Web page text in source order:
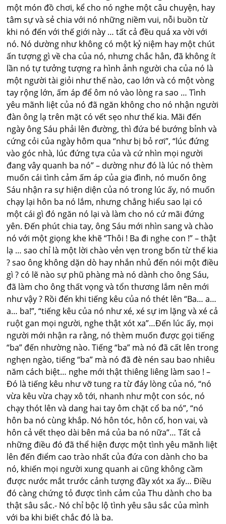
một món đồ chơi, kể cho nó nghe một câu chuyện, hay
tâm sự và sẻ chia với nó những niềm vui, nỗi buồn từ
khi nó đến với thế giới này … tất cả đều quá xa vời với
nó. Nó dường như không có một kỷ niệm hay một chút
ấn tượng gì về cha của nó, nhưng chắc hẳn, đã không ít
lần nó tự tưởng tượng ra hình ảnh người cha của nó là
một người tài giỏi như thế nào, cao lớn và có một vòng
tay rộng lớn, ấm áp để ôm nó vào lòng ra sao … Tình
yêu mãnh liệt của nó đã ngăn không cho nó nhận người
đàn ông lạ trên mặt có vết sẹo như thế kia. Mãi đến
ngày ông Sáu phải lên đường, thì đứa bé bướng bỉnh và
cứng cỏi của ngày hôm qua “như bị bỏ rơi”, “lúc đứng
vào góc nhà, lúc đứng tựa của và cứ nhìn mọi người
đang vây quanh ba nó” – dường như đó là lúc nó thèm
muốn cái tình cảm ấm áp của gia đình, nó muốn ông
Sáu nhận ra sự hiện diện của nó trong lúc ấy, nó muốn
chạy lại hôn ba nó lắm, nhưng chẳng hiểu sao lại có
một cái gì đó ngăn nó lại và làm cho nó cứ mãi đứng
yên. Đến phút chia tay, ông Sáu mới nhìn sang và chào
nó với một giọng khe khẽ “Thôi ! Ba đi nghe con !” – thật
lạ … sao chỉ là một lời chào vẻn vẹn trong bốn từ thế kia
? sao ông không dặn dò hay nhắn nhủ đến nói một điều
gì ? có lẽ nào sự phũ phàng mà nó dành cho ông Sáu,
đã làm cho ông thất vọng và tổn thương lắm nên mới
như vậy ? Rồi đến khi tiếng kêu của nó thét lên “Ba… a…
a… ba!”, “tiếng kêu của nó như xé, xé sự im lặng và xé cả
ruột gan mọi người, nghe thật xót xa”…Đến lúc ấy, mọi
người mới nhận ra rằng, nó thèm muốn được gọi tiếng
“ba” đến nhường nào. Tiếng “ba” mà nó đã cất lên trong
nghẹn ngào, tiếng “ba” mà nó đã đè nén sau bao nhiêu
năm cách biệt… nghe mới thật thiêng liêng làm sao ! –
Đó là tiếng kêu như vỡ tung ra từ đáy lòng của nó, “nó
vừa kêu vừa chạy xô tới, nhanh như một con sóc, nó
chạy thót lên và dang hai tay ôm chặt cổ ba nó”, “nó
hôn ba nó cùng khắp. Nó hôn tóc, hôn cổ, hon vai, và
hôn cả vết thẹo dài bên má của ba nó nữa”… Tất cả
những điều đó đã thể hiện được một tình yêu mãnh liệt
lên đến điểm cao trào nhất của đứa con dành cho ba
nó, khiến mọi người xung quanh ai cũng không cầm
được nước mắt trước cảnh tượng đầy xót xa ấy… Điều
đó càng chứng tỏ được tình cảm của Thu dành cho ba
thật sâu sắc.- Nó chỉ bộc lộ tình yêu sâu sắc của mình
với ba khi biết chắc đó là ba.